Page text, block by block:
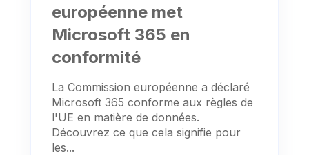
européenne met
Microsoft 365 en
conformité
La Commission européenne a déclaré
Microsoft 365 conforme aux règles de
l'UE en matière de données.
Découvrez ce que cela signifie pour
les...